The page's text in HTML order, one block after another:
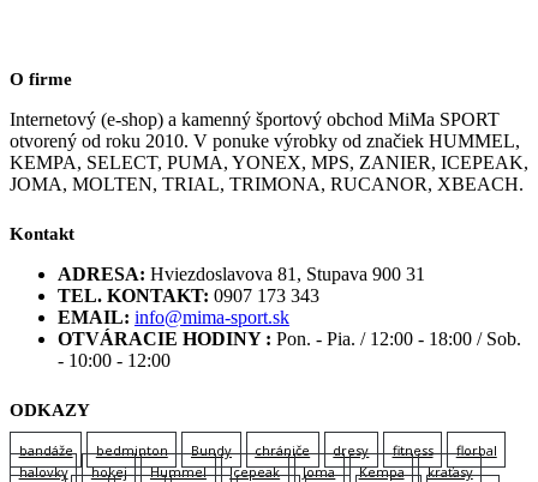
O firme
Internetový (e-shop) a kamenný športový obchod MiMa SPORT
otvorený od roku 2010. V ponuke výrobky od značiek HUMMEL,
KEMPA, SELECT, PUMA, YONEX, MPS, ZANIER, ICEPEAK,
JOMA, MOLTEN, TRIAL, TRIMONA, RUCANOR, XBEACH.
Kontakt
ADRESA: Hviezdoslavova 81, Stupava 900 31
TEL. KONTAKT: 0907 173 343
EMAIL: info@mima-sport.sk
OTVÁRACIE HODINY : Pon. - Pia. / 12:00 - 18:00 / Sob.
- 10:00 - 12:00
ODKAZY
bandáže bedminton Bundy chrániče dresy fitness
florbal
halovky
hokej Hummel Icepeak Joma Kempa
kraťasy